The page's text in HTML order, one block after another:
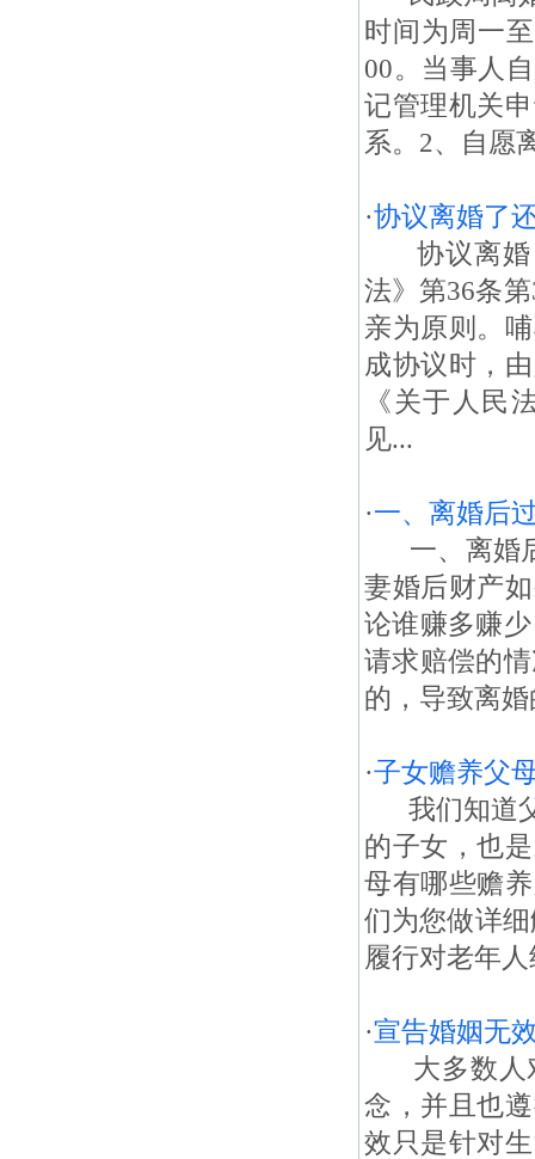
时间为周一
00。当事人
记管理机关
系。2、自愿
·协议离婚了
协议离婚
法》第36条
亲为原则。
成协议时，
《关于人民
见...
·一、离婚后
一、离婚后
妻婚后财产
论谁赚多赚
请求赔偿的
的，导致离
·子女赡养父
我们知道父
的子女，也
母有哪些赡
们为您做详
履行对老年
·宣告婚姻无
大多数人
念，并且也
效只是针对